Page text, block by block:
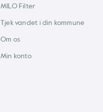
MILO Filter
Tjek vandet i din kommune
Om os
Min konto